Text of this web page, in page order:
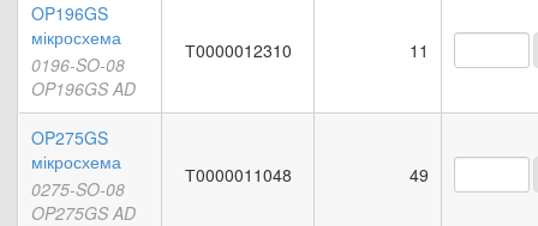
OP196GS
мікросхема
0196-SO-08
OP196GS AD
Т0000012310 11
OP275GS
мікросхема
0275-SO-08
OP275GS AD
Т0000011048 49